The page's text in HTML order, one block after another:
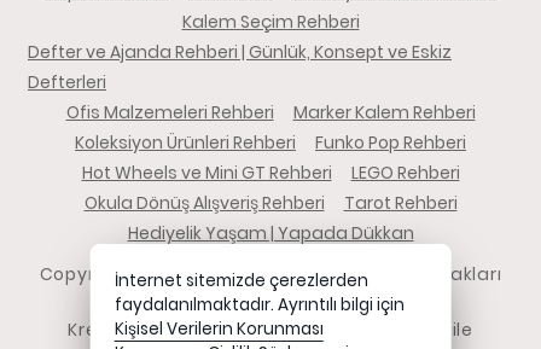
Kalem Seçim Rehberi
Defter ve Ajanda Rehberi | Günlük, Konsept ve Eskiz
Defterleri
Ofis Malzemeleri Rehberi
Marker Kalem Rehberi
Koleksiyon Ürünleri Rehberi
Funko Pop Rehberi
Hot Wheels ve Mini GT Rehberi
LEGO Rehberi
Okula Dönüş Alışveriş Rehberi
Tarot Rehberi
Hediyelik Yaşam | Yapada Dükkan
Copyright 2026 yapadadukkan.com - Tüm hakları
saklıdır.
Kredi kartı bilgileriniz 256bit SSL sertifikası ile
İnternet sitemizde çerezlerden
faydalanılmaktadır. Ayrıntılı bilgi için
Kişisel Verilerin Korunması